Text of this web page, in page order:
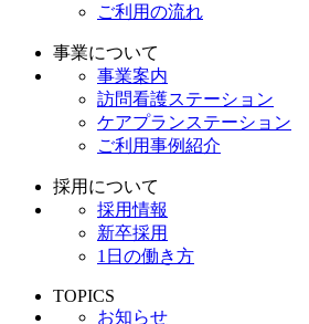
ご利用の流れ
事業について
事業案内
訪問看護ステーション
ケアプランステーション
ご利用事例紹介
採用について
採用情報
新卒採用
1日の働き方
TOPICS
お知らせ